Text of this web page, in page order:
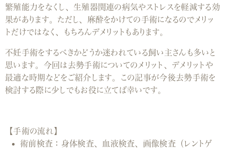
繁殖能力をなくし、生殖器関連の病気やストレスを軽減する効
果があります。ただし、麻酔をかけての手術になるのでメリッ
トだけではなく、もちろんデメリットもあります。
不妊手術をするべきかどうか迷われている飼い主さんも多いと
思います。今回は去勢手術についてのメリット、デメリットや
最適な時期などをご紹介します。この記事が今後去勢手術を
検討する際に少しでもお役に立てば幸いです。
【手術の流れ】
術前検査：身体検査、血液検査、画像検査（レントゲ